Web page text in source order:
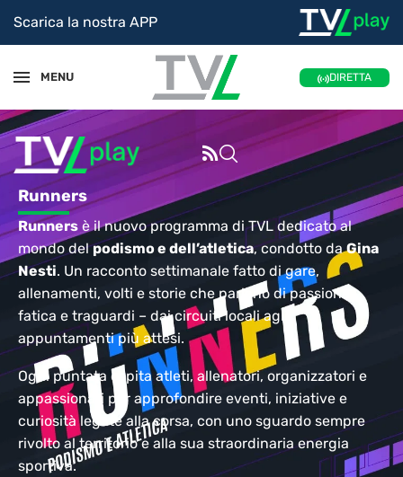
Scarica la nostra APP
MENU DIRETTA
Runners
Runners è il nuovo programma di TVL dedicato al
mondo delpodismo e dell’atletica, condotto daGina
Nesti. Un racconto settimanale fatto di gare,
allenamenti, volti e storie che parlano di passione,
fatica e traguardi – dai circuiti locali agli
appuntamenti più attesi.
Ogni puntata ospita atleti, allenatori, organizzatori e
appassionati per approfondire eventi, iniziative e
curiosità legate alla corsa, con uno sguardo sempre
rivolto al territorio e alla sua straordinaria energia
sportiva.